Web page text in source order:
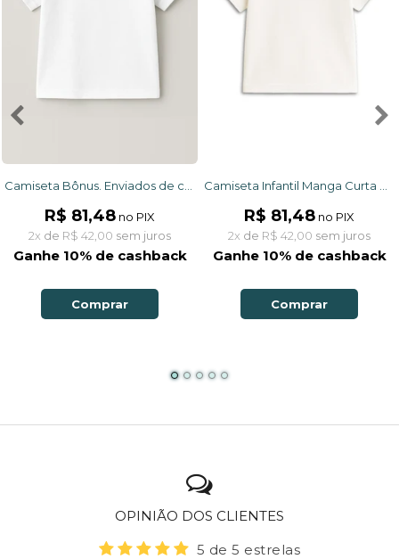
R$ 81,48 no PIX
2x de R$ 42,00 sem juros
Ganhe 10% de cashback
Comprar
R$ 81,48 no PIX
2x de R$ 42,00 sem juros
Ganhe 10% de cashback
Comprar
OPINIÃO DOS CLIENTES
5 de 5 estrelas